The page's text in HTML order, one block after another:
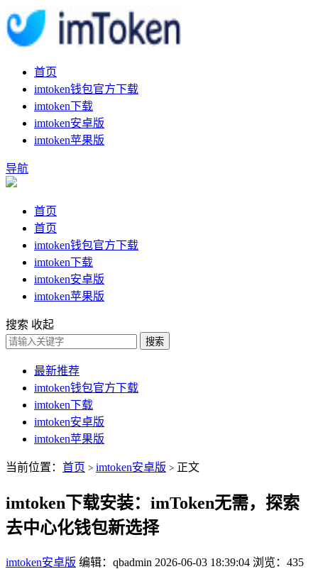
首页
imtoken钱包官方下载
imtoken下载
imtoken安卓版
imtoken苹果版
导航
首页
首页
imtoken钱包官方下载
imtoken下载
imtoken安卓版
imtoken苹果版
搜索 收起
搜索
最新推荐
imtoken钱包官方下载
imtoken下载
imtoken安卓版
imtoken苹果版
当前位置： 首页 > imtoken安卓版 > 正文
imtoken下载安装：imToken无需，探索
去中心化钱包新选择
imtoken安卓版 编辑：qbadmin 2026-06-03 18:39:04 浏览：435